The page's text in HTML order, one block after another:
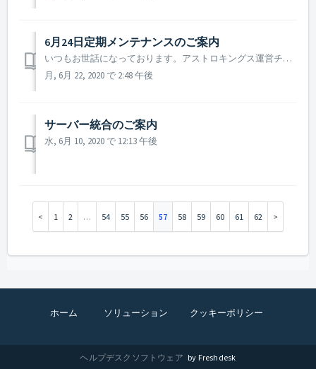
6月24日定期メンテナンスのご案内
いつもお世話になっております。アストロキングス運営チームです。 来週6月24日に行われる定期メンテナンスの内容についてご案内致します。 ▶ 6月24日定期メンテナンスのご案内 - 定期メンテナンス時間：2020年6月24日 10 : 00 ~ 15 : 00(5時間) - 定期メ...
月, 6月 22, 2020 で 2:48 午後
サーバー統合のご案内
水, 6月 10, 2020 で 12:13 午後
1 2 … 54 55 56 57 58 59 60 61 62
ホーム ソリューション クッキーポリシー
ヘルプデスクソフトウェア by Freshdesk